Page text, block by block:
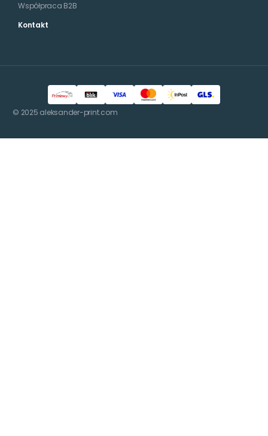
Współpraca B2B
Kontakt
© 2025 aleksander-print.com